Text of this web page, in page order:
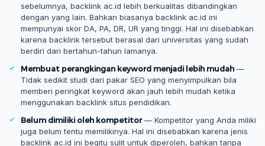
sebelumnya, backlink ac.id lebih berkualitas dibandingkan
dengan yang lain. Bahkan biasanya backlink ac.id ini
mempunyai skor DA, PA, DR, UR yang tinggi. Hal ini disebabkan
karena backlink tersebut berasal dari universitas yang sudah
berdiri dari bertahun-tahun lamanya.
Membuat perangkingan keyword menjadi lebih mudah —
Tidak sedikit studi dari pakar SEO yang menyimpulkan bila
memberi peringkat keyword akan jauh lebih mudah ketika
menggunakan backlink situs pendidikan.
Belum dimiliki oleh kompetitor— Kompetitor yang Anda miliki
juga belum tentu memilikinya. Hal ini disebabkan karena jenis
backlink ac.id ini begitu sulit untuk diperoleh, bahkan tanpa